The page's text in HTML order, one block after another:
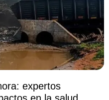
expertos